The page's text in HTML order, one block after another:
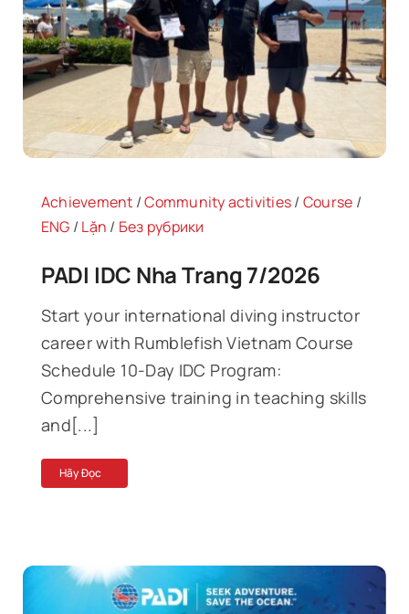
Achievement /Community activities/ Course /
ENG / Lặn / Без рубрики
PADI IDC Nha Trang 7/2026
Start your international diving instructor
career with Rumblefish Vietnam Course
Schedule 10-Day IDC Program:
Comprehensive training in teaching skills
and[...]
Hãy Đọc